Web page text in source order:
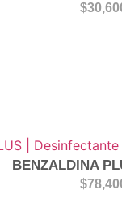
$
BENZALDINA
$